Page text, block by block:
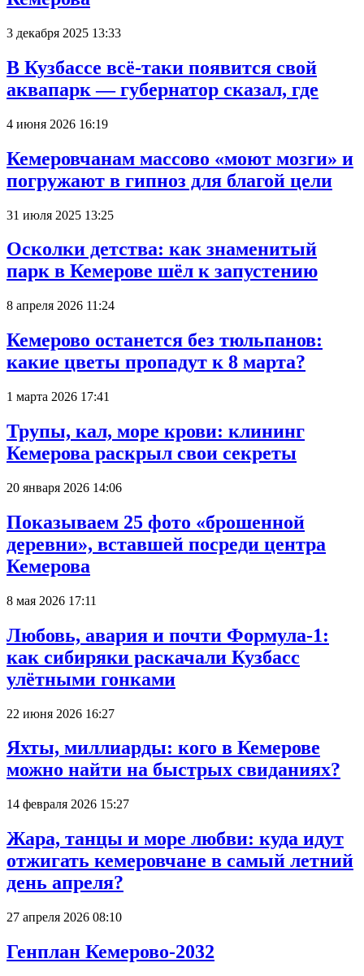
3 декабря 2025 13:33
В Кузбассе всё-таки появится свой
аквапарк — губернатор сказал, где
4 июня 2026 16:19
Кемеровчанам массово «моют мозги» и
погружают в гипноз для благой цели
31 июля 2025 13:25
Осколки детства: как знаменитый
парк в Кемерове шёл к запустению
8 апреля 2026 11:24
Кемерово останется без тюльпанов:
какие цветы пропадут к 8 марта?
1 марта 2026 17:41
Трупы, кал, море крови: клининг
Кемерова раскрыл свои секреты
20 января 2026 14:06
Показываем 25 фото «брошенной
деревни», вставшей посреди центра
Кемерова
8 мая 2026 17:11
Любовь, авария и почти Формула-1:
как сибиряки раскачали Кузбасс
улётными гонками
22 июня 2026 16:27
Яхты, миллиарды: кого в Кемерове
можно найти на быстрых свиданиях?
14 февраля 2026 15:27
Жара, танцы и море любви: куда идут
отжигать кемеровчане в самый летний
день апреля?
27 апреля 2026 08:10
Генплан Кемерово-2032